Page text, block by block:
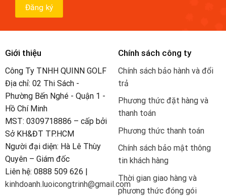
Giới thiệu
Công Ty TNHH QUINN GOLF
Địa chỉ: 02 Thi Sách -
Phường Bến Nghé - Quận 1 -
Hồ Chí Minh
MST: 0309718886 – cấp bởi
Sở KH&ĐT TP.HCM
Người đại diện: Hà Lê Thùy
Quyên – Giám đốc
Liên hệ: 0888 509 626 |
kinhdoanh.luoicongtrinh@gmail.com
Chính sách công ty
Chính sách bảo hành và đổi
trả
Phương thức đặt hàng và
thanh toán
Phương thức thanh toán
Chính sách bảo mật thông
tin khách hàng
Thời gian giao hàng và
phương thức đóng gói